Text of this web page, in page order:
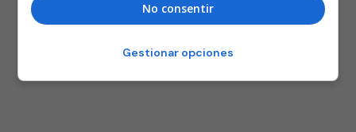
No consentir
Gestionar opciones